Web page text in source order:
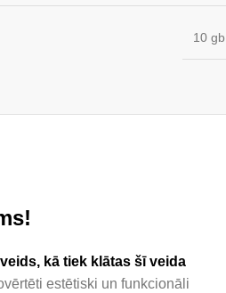
10 gb
kā tiek klātas šī veida
estētiski un funkcionāli